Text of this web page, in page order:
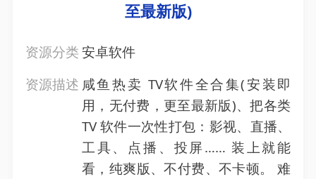
至最新版)
资源分类安卓软件
资源描述 咸鱼热卖 TV软件全合集(安装即
用，无付费，更至最新版)、把各类
TV 软件一次性打包：影视、直播、
工具、点播、投屏…… 装上就能
看，纯爽版、不付费、不卡顿。 难